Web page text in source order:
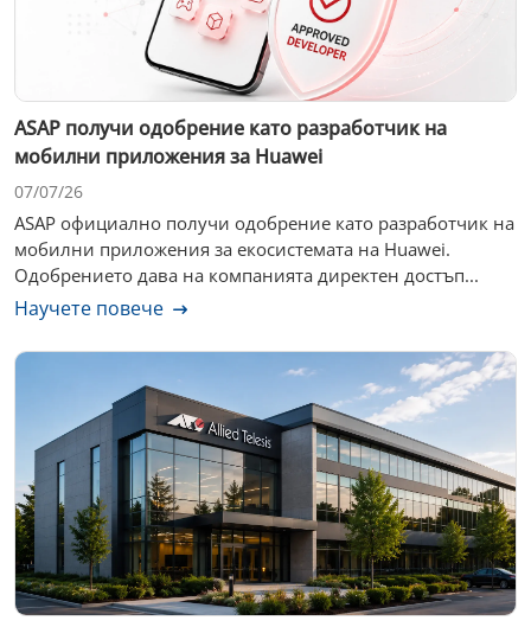
ASAP получи одобрение като разработчик на
мобилни приложения за Huawei
07/07/26
ASAP официално получи одобрение като разработчик на
мобилни приложения за екосистемата на Huawei.
Одобрението дава на компанията директен достъп...
Научете повече